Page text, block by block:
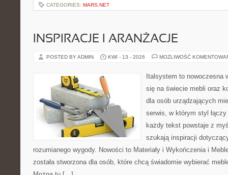
CATEGORIES: MARS.NET
INSPIRACJE I ARANŻACJE
POSTED BY ADMIN KWI - 13 - 2026 MOŻLIWOŚĆ
Italsystem to nowoczesna
się na świecie mebli oraz
dla osób urządzających
serwis, w którym styl
każdy tekst powstaje z
szukają inspiracji
rozumianego wygody. Nowości to Materiały i Wykończenia i
została stworzona dla osób, które chcą świadomie wybierać